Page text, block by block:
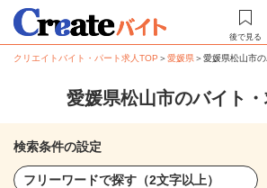
後で見る
クリエイトバイト・パート求人TOP ＞愛媛県＞愛媛県松山市
愛媛県松山市のバイト
検索条件の設定